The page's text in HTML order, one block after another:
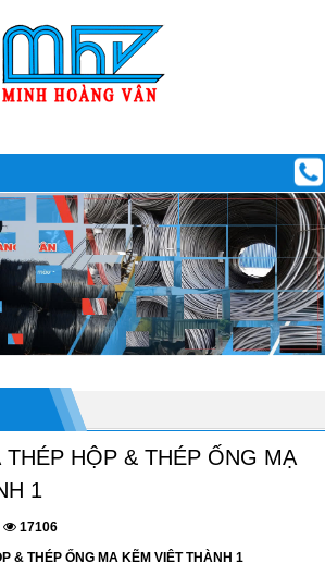
HỘP & THÉP ỐNG MẠ
1
17106
& THÉP ỐNG MẠ KẼM VIỆT THÀNH 1